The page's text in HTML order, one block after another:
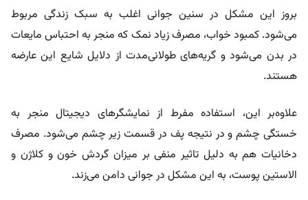
بروز این مشکل در سنین جوانی اغلب به سبک زندگی مربوط
می‌شود. کمبود خواب، مصرف زیاد نمک که منجر به احتباس مایعات
در بدن می‌شود و گریه‌های طولانی‌مدت از دلایل شایع این عارضه
هستند.
علاوه‌بر این، استفاده مفرط از نمایشگرهای دیجیتال منجر به
خستگی چشم و در نتیجه پف در قسمت زیر چشم می‌شود. مصرف
دخانیات هم به دلیل تاثیر منفی بر میزان گردش خون و کلاژن و
الاستین پوست، به این مشکل در جوانی دامن می‌زند.